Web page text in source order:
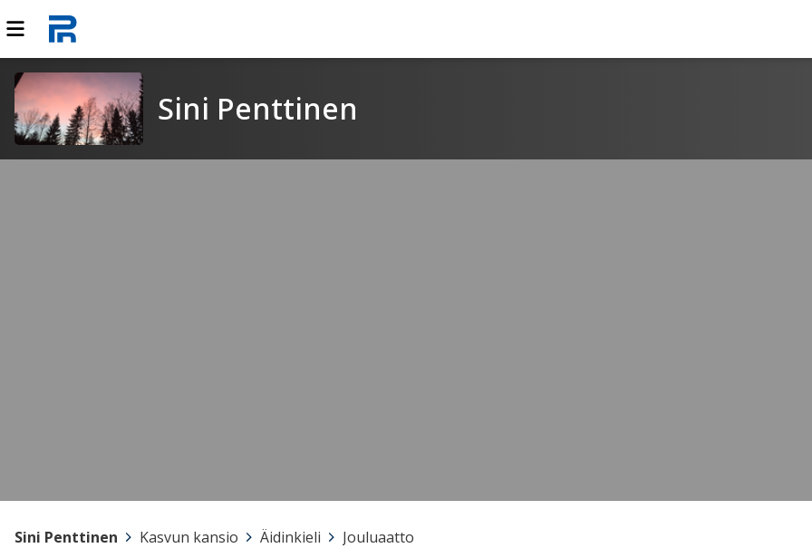
Sini Penttinen
Sini Penttinen Kasvun kansio Äidinkieli Jouluaatto